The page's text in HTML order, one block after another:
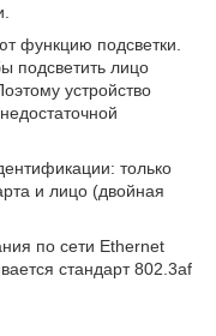
функцию подсветки.
подсветить лицо
устройство
только
и лицо (двойная
по сети Ethernet
стандарт 802.3af